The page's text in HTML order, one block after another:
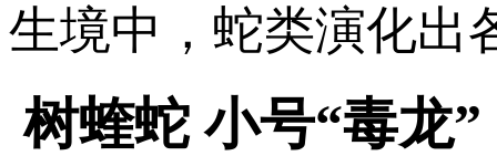
生境中，蛇类演化出
树蝰蛇 小号“毒龙”